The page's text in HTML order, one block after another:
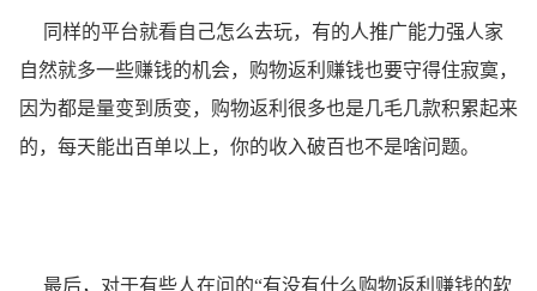
同样的平台就看自己怎么去玩，有的人推广能力强人家
自然就多一些赚钱的机会，购物返利赚钱也要守得住寂寞，
因为都是量变到质变，购物返利很多也是几毛几款积累起来
的，每天能出百单以上，你的收入破百也不是啥问题。
最后，对于有些人在问的“有没有什么购物返利赚钱的软